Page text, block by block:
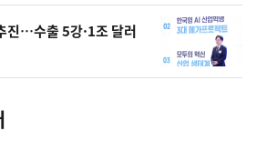
진…수출 5강·1조 달러